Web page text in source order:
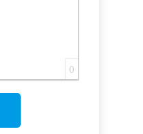
0